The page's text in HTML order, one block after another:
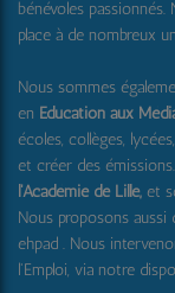
bénévoles
place à de nombreux
Nous sommes
en Education aux
écoles, collèges,
et créer des
l'Académie de Lille, et
Nous proposons aussi
ehpad . Nous
l'Emploi, via notre